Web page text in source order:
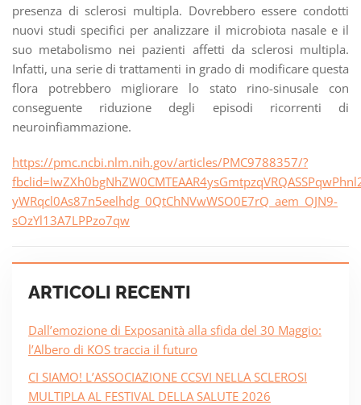
presenza di sclerosi multipla. Dovrebbero essere condotti
nuovi studi specifici per analizzare il microbiota nasale e il
suo metabolismo nei pazienti affetti da sclerosi multipla.
Infatti, una serie di trattamenti in grado di modificare questa
flora potrebbero migliorare lo stato rino-sinusale con
conseguente riduzione degli episodi ricorrenti di
neuroinfiammazione.
https://pmc.ncbi.nlm.nih.gov/articles/PMC9788357/?
yWRqcl0As87n5eelhdg_0QtChNVwWSO0E7rQ_aem_OJN9-
sOzYl13A7LPPzo7qw
ARTICOLI RECENTI
Dall’emozione di Exposanità alla sfida del 30 Maggio:
l’Albero di KOS traccia il futuro
CI SIAMO! L’ASSOCIAZIONE CCSVI NELLA SCLEROSI
MULTIPLA AL FESTIVAL DELLA SALUTE 2026